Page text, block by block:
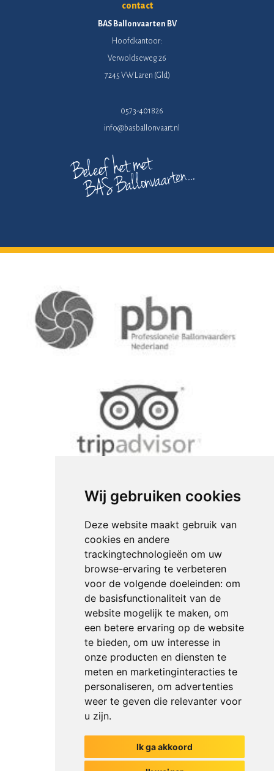
Wij gebruiken cookies
Deze website maakt gebruik van
cookies en andere
trackingtechnologieën om uw
browse-ervaring te verbeteren
voor de volgende doeleinden: om
de basisfunctionaliteit van de
website mogelijk te maken, om
een betere ervaring op de website
te bieden, om uw interesse in
onze producten en diensten te
meten en marketinginteracties te
personaliseren, om advertenties
weer te geven die relevanter voor
u zijn.
Ik ga akkoord
contact
BAS Ballonvaarten BV
Hoofdkantoor:
Verwoldseweg 26
7245 VW Laren (Gld)
0573-401826
info@basballonvaart.nl
Het begin van jouw gesprek